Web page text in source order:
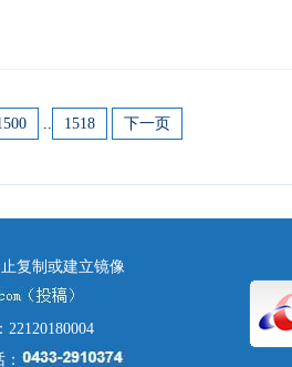
.. 1518 下一页
复制或建立镜像